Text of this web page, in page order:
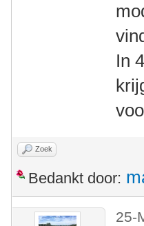
In
Zoek
Bedankt door:
25-